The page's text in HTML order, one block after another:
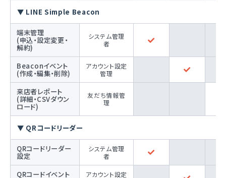
▼ LINE Simple Beacon
端末管理
(申込・設定変更・
解約)
システム管理
者
Beaconイベント
(作成・編集・削除)
アカウント設定
管理
来店者レポート
(詳細・CSVダウン
ロード)
友だち情報管
理
▼ QRコードリーダー
QRコードリーダー
設定
システム管理
者
QRコードイベント
アカウント設定